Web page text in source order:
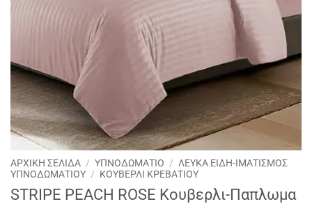
ΑΡΧΙΚΉ ΣΕΛΊΔΑ / ΥΠΝΟΔΩΜΑΤΙΟ / ΛΕΥΚΑ ΕΙΔΗ-ΙΜΑΤΙΣΜΟΣ
ΥΠΝΟΔΩΜΑΤΙΟΥ / ΚΟΥΒΕΡΛΙ ΚΡΕΒΑΤΙΟΥ
STRIPE PEACH ROSE Κουβερλι-Παπλωμα